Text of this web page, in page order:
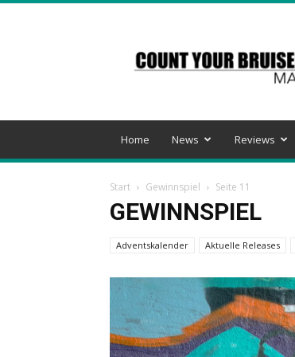
Your
Bruises
Magazine
Home News Reviews
Start Gewinnspiel Seite 11
GEWINNSPIEL
Adventskalender Aktuelle Releases